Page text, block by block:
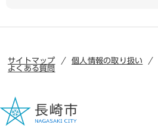
サイトマップ 個人情報の取り扱い
よくある質問